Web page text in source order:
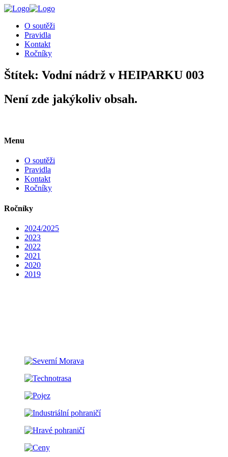
O soutěži
Pravidla
Kontakt
Ročníky
Štítek: Vodní nádrž v HEIPARKU 003
Není zde jakýkoliv obsah.
Menu
O soutěži
Pravidla
Kontakt
Ročníky
Ročníky
2024/2025
2023
2022
2021
2020
2019